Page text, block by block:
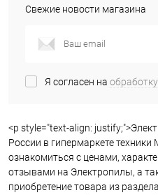
Свежие новости магазина
Я согласен на
<p style="text-align:
России в гипермаркете
ознакомиться с ценами,
отзывами на Электропилы, а
приобретение товара из